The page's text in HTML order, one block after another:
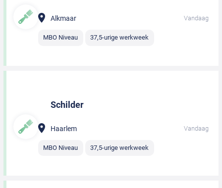
Alkmaar Vandaag
MBO Niveau 37,5-urige werkweek
Schilder
Haarlem Vandaag
MBO Niveau 37,5-urige werkweek